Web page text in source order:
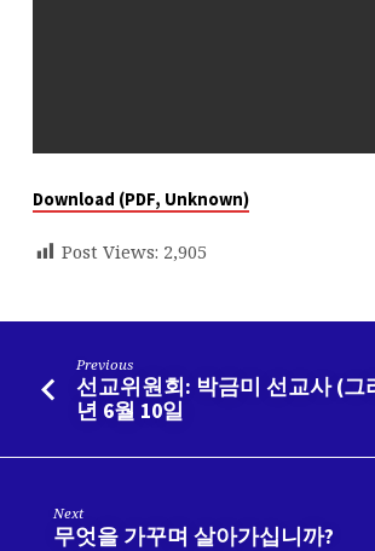
Download (PDF, Unknown)
Post Views: 2,905
Previous
선교위원회: 박금미 선교사 (그
년 6월 10일
Next
무엇을 가꾸며 살아가십니까?